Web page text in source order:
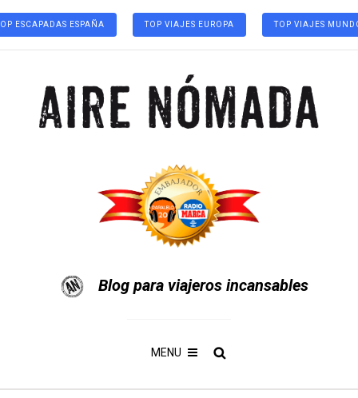
ESCAPADAS ESPAÑA TOP VIAJES EUROPA TOP VIAJES
Blog para viajeros incansables
MENU